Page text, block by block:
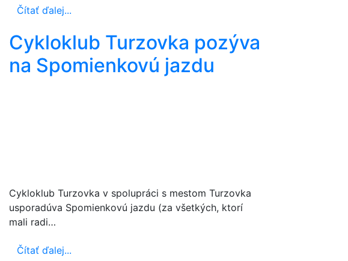
Čítať ďalej...
Cykloklub Turzovka pozýva
na Spomienkovú jazdu
Cykloklub Turzovka v spolupráci s mestom Turzovka
usporadúva Spomienkovú jazdu (za všetkých, ktorí
mali radi…
Čítať ďalej...